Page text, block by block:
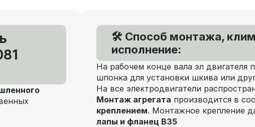
🛠️ Способ монтажа,
исполнение:
На рабочем конце вала эл
шпонка для установки шкива или
На все электродвигатели
Монтаж агрегата производится в
креплением. Монтажное крепление
лапы и фланец В35